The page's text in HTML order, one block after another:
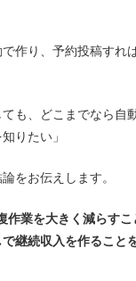
で作り、予約投稿すれ
ても、どこまでなら自
りたい」
をお伝えします。
作業を大きく減らす
継続収入を作ること